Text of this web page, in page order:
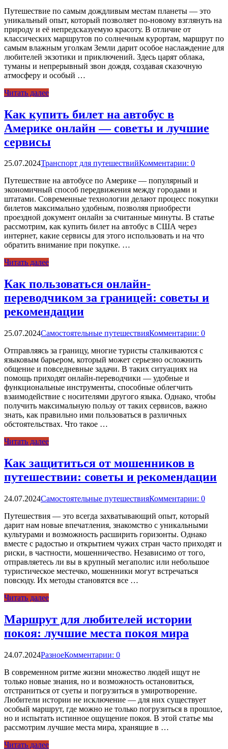
Путешествие по самым дождливым местам планеты — это
уникальный опыт, который позволяет по-новому взглянуть на
природу и её непредсказуемую красоту. В отличие от
классических маршрутов по солнечным курортам, маршрут по
самым влажным уголкам Земли дарит особое наслаждение для
любителей экзотики и приключений. Здесь царят облака,
туманы и непрерывный звон дождя, создавая сказочную
атмосферу и особый …
Читать далее
Как купить билет на автобус в
Америке онлайн — советы и лучшие
сервисы
25.07.2024Транспорт для путешествийКомментарии: 0
Путешествие на автобусе по Америке — популярный и
экономичный способ передвижения между городами и
штатами. Современные технологии делают процесс покупки
билетов максимально удобным, позволяя приобрести
проездной документ онлайн за считанные минуты. В статье
рассмотрим, как купить билет на автобус в США через
интернет, какие сервисы для этого использовать и на что
обратить внимание при покупке. …
Читать далее
Как пользоваться онлайн-
переводчиком за границей: советы и
рекомендации
25.07.2024Самостоятельные путешествияКомментарии: 0
Отправляясь за границу, многие туристы сталкиваются с
языковым барьером, который может серьезно осложнить
общение и повседневные задачи. В таких ситуациях на
помощь приходят онлайн-переводчики — удобные и
функциональные инструменты, способные облегчить
взаимодействие с носителями другого языка. Однако, чтобы
получить максимальную пользу от таких сервисов, важно
знать, как правильно ими пользоваться в различных
обстоятельствах. Что такое …
Читать далее
Как защититься от мошенников в
путешествии: советы и рекомендации
24.07.2024Самостоятельные путешествияКомментарии: 0
Путешествия — это всегда захватывающий опыт, который
дарит нам новые впечатления, знакомство с уникальными
культурами и возможность расширить горизонты. Однако
вместе с радостью и открытием чужих стран часто приходят и
риски, в частности, мошенничество. Независимо от того,
отправляетесь ли вы в крупный мегаполис или небольшое
туристическое местечко, мошенники могут встречаться
повсюду. Их методы становятся все …
Читать далее
Маршрут для любителей истории
покоя: лучшие места покоя мира
24.07.2024РазноеКомментарии: 0
В современном ритме жизни множество людей ищут не
только новые знания, но и возможность остановиться,
отстраниться от суеты и погрузиться в умиротворение.
Любители истории не исключение — для них существует
особый маршрут, где можно не только погрузиться в прошлое,
но и испытать истинное ощущение покоя. В этой статье мы
рассмотрим лучшие места мира, хранящие в …
Читать далее